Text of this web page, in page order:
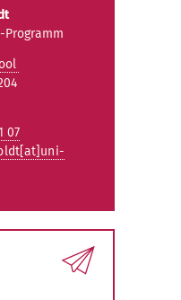
Programm
07